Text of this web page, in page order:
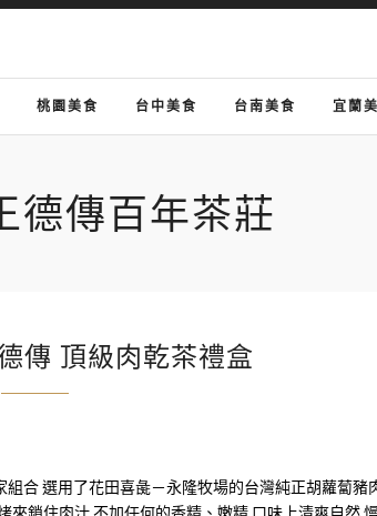
桃園美食 台中美食 台南美食 宜蘭
德傳百年茶莊
傳 頂級肉乾茶禮盒
合 選用了花田喜彘－永隆牧場的台灣純正胡蘿蔔豬
鎖住肉汁 不加任何的香精、嫩精 口味上清爽自然